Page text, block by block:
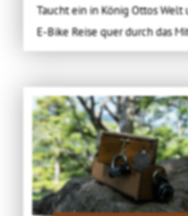
Taucht ein in König Ottos
E-Bike Reise quer durch das
Bild: